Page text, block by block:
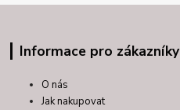
Informace pro zákazníky
O nás
Jak nakupovat